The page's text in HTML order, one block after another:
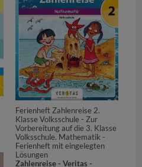
Ferienheft Zahlenreise 2.
Klasse Volksschule - Zur
Vorbereitung auf die 3. Klasse
Volksschule. Mathematik -
Ferienheft mit eingelegten
Lösungen
Zahlenreise - Veritas -